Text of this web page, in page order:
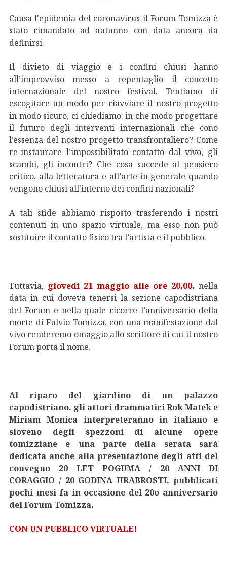
Causa l'epidemia del coronavirus il Forum Tomizza è
stato rimandato ad autunno con data ancora da
definirsi.
Il divieto di viaggio e i confini chiusi hanno
all’improvviso messo a repentaglio il concetto
internazionale del nostro festival. Tentiamo di
escogitare un modo per riavviare il nostro progetto
in modo sicuro, ci chiediamo: in che modo progettare
il futuro degli interventi internazionali che cono
l’essenza del nostro progetto transfrontaliero? Come
re-instaurare l’impossibilitato contatto dal vivo, gli
scambi, gli incontri? Che cosa succede al pensiero
critico, alla letteratura e all’arte in generale quando
vengono chiusi all'interno dei confini nazionali?
A tali sfide abbiamo risposto trasferendo i nostri
contenuti in uno spazio virtuale, ma esso non può
sostituire il contatto fisico tra l’artista e il pubblico.
Tuttavia, giovedì 21 maggio alle ore 20,00, nella
data in cui doveva tenersi la sezione capodistriana
del Forum e nella quale ricorre l’anniversario della
morte di Fulvio Tomizza, con una manifestazione dal
vivo renderemo omaggio allo scrittore di cui il nostro
Forum porta il nome.
Al riparo del giardino di un palazzo
capodistriano, gli attori drammatici Rok Matek e
Miriam Monica interpreteranno in italiano e
sloveno degli spezzoni di alcune opere
tomizziane e una parte della serata sarà
dedicata anche alla presentazione degli atti del
convegno 20 LET POGUMA / 20 ANNI DI
CORAGGIO / 20 GODINA HRABROSTI, pubblicati
pochi mesi fa in occasione del 20o anniversario
del Forum Tomizza.
CON UN PUBBLICO VIRTUALE!